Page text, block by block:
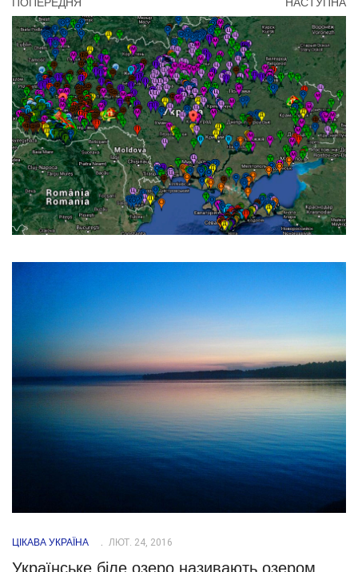
ЦІКАВА УКРАЇНА ЛЮТ. 24, 2016
Українське біле озеро називають озером